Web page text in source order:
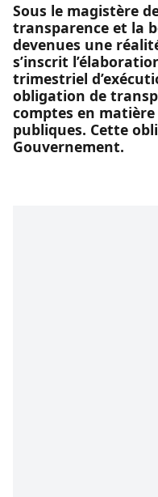
Sous le magistère
transparence et la
devenues une
s’inscrit
trimestriel
obligation de
comptes en
publiques. Cette
Gouvernement.